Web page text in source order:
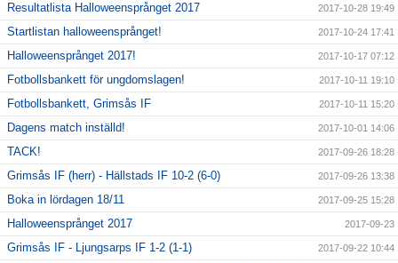
Resultatlista Halloweensprånget 2017 2017-10-28 19:49
Startlistan halloweensprånget! 2017-10-24 17:41
Halloweensprånget 2017! 2017-10-17 07:12
Fotbollsbankett för ungdomslagen! 2017-10-11 19:10
Fotbollsbankett, Grimsås IF 2017-10-11 15:20
Dagens match inställd! 2017-10-01 14:06
TACK! 2017-09-26 18:28
Grimsås IF (herr) - Hällstads IF 10-2 (6-0) 2017-09-26 13:38
Boka in lördagen 18/11 2017-09-25 15:28
Halloweensprånget 2017 2017-09-23
Grimsås IF - Ljungsarps IF 1-2 (1-1) 2017-09-22 10:44